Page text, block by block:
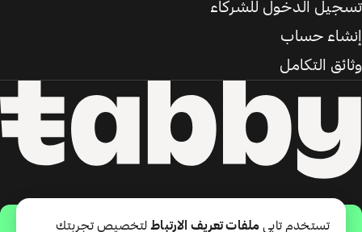
حمّل التطبيق
تسجيل الدخول للشركاء
إنشاء حساب
وثائق التكامل
تستخدم تابي ملفات تعريف الارتباطلتخصيص تجربتك